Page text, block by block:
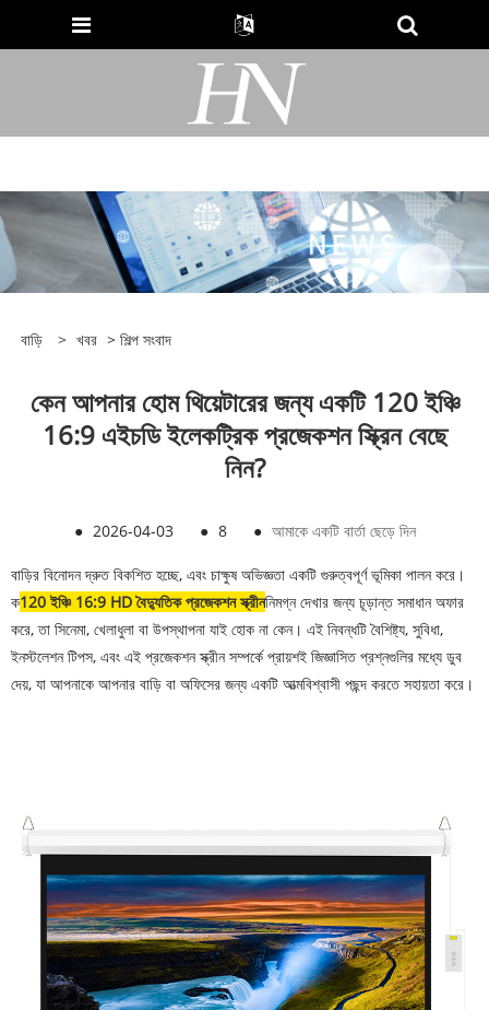
বাড়ি > খবর > শিল্প সংবাদ
কেন আপনার হোম থিয়েটারের জন্য একটি 120 ইঞ্চি
16:9 এইচডি ইলেকট্রিক প্রজেকশন স্ক্রিন বেছে
নিন?
● 2026-04-03 ● 8 ● আমাকে একটি বার্তা ছেড়ে দিন
বাড়ির বিনোদন দ্রুত বিকশিত হচ্ছে, এবং চাক্ষুষ অভিজ্ঞতা একটি গুরুত্বপূর্ণ ভূমিকা পালন করে।
ক120 ইঞ্চি 16:9 HD বৈদ্যুতিক প্রজেকশন স্ক্রীননিমগ্ন দেখার জন্য চূড়ান্ত সমাধান অফার
করে, তা সিনেমা, খেলাধুলা বা উপস্থাপনা যাই হোক না কেন। এই নিবন্ধটি বৈশিষ্ট্য, সুবিধা,
ইনস্টলেশন টিপস, এবং এই প্রজেকশন স্ক্রীন সম্পর্কে প্রায়শই জিজ্ঞাসিত প্রশ্নগুলির মধ্যে ডুব
দেয়, যা আপনাকে আপনার বাড়ি বা অফিসের জন্য একটি আত্মবিশ্বাসী পছন্দ করতে সহায়তা করে।